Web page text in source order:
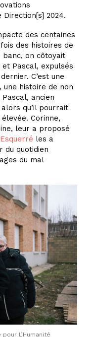
2024.
des centaines
des histoires de
banc, on côtoyait
Pascal, expulsés
C’est une
une histoire de non
ancien
qu’il pourrait
Corinne,
leur a proposé
les a
du quotidien
du mal
L’Humanité